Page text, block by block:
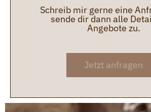
Schreib mir gerne eine
sende dir dann alle
Angebote zu.
Jetzt anfragen